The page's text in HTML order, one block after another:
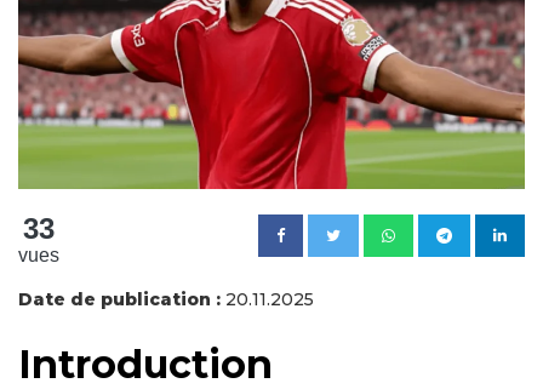
33
vues
Date de publication : 20.11.2025
Introduction